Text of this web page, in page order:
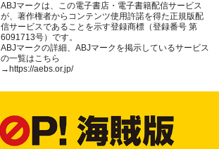
ABJマークは、この電子書店・電子書籍配信サービス
が、著作権者からコンテンツ使用許諾を得た正規版配
信サービスであることを示す登録商標（登録番号 第
6091713号）です。
ABJマークの詳細、ABJマークを掲示しているサービス
の一覧はこちら
→ https://aebs.or.jp/